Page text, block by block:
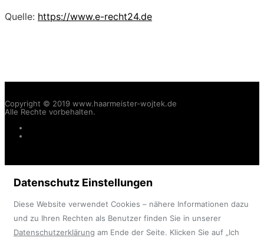
Quelle: https://www.e-recht24.de
Copyright © 2019 www.haarmeister-wojtek.de
Alle Rechte vorbehalten.
Datenschutz Einstellungen
Diese Website verwendet Cookies – nähere Informationen dazu
und zu Ihren Rechten als Benutzer finden Sie in unserer
Datenschutzerklärung am Ende der Seite. Klicken Sie auf „Ich